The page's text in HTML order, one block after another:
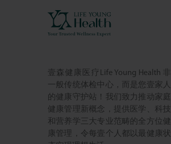
壹森健康医疗Life Young Health 非
一般传统体检中心，而是您壹家人
的健康守护站！我们致力推动家庭
健康管理新概念，提供医学、科技
和营养学三大专业范畴的全方位健
康管理，令每壹个人都以最健康状